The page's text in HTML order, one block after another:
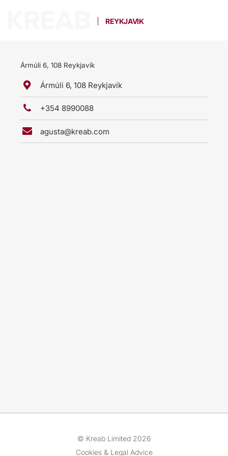
REYKJAVIK
Ármúli 6, 108 Reykjavík
Ármúli 6, 108 Reykjavík
+354 8990088
agusta@kreab.com
© Kreab Limited 2026
Cookies & Legal Advice